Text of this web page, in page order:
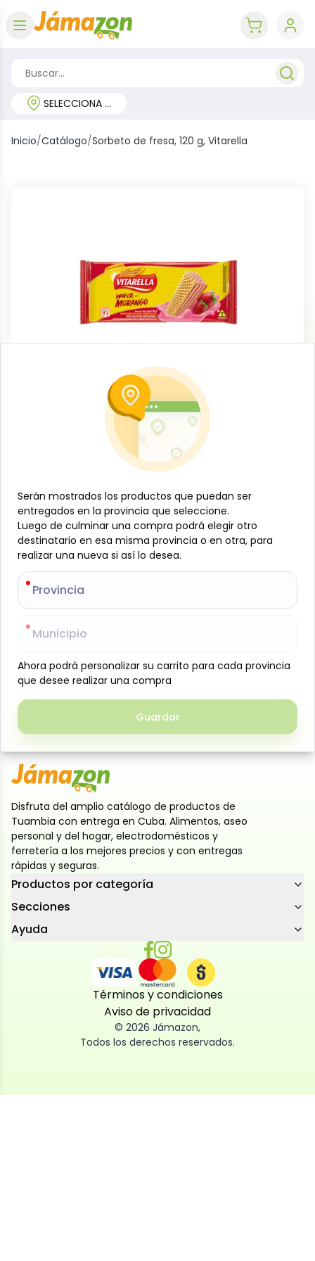
SELECCIONA TU REGIÓN
Inicio/Catálogo/Sorbeto de fresa, 120 g, Vitarella
Dulces y confituras
Sorbeto de fresa, 120 g, Vitarella
B-JAM-001-1429
Especificaciones
-
Wafre de fresa Vitarella, 120 g. Crujientes capas de
wafer rellenas con suave y deliciosa crema sabor
fresa, que combinan dulzura y un agradable toque
merienda, acompañar café o consentirte con un
snack dulce en cualquier momento del día. Su
práctico formato de 120 g conserva la frescura y el
sabor
Disfruta del amplio catálogo de productos de
Tuambia con entrega en Cuba. Alimentos, aseo
personal y del hogar, electrodomésticos y
ferretería a los mejores precios y con entregas
rápidas y seguras.
Productos por categoría
Secciones
Ayuda
Términos y condiciones
Aviso de privacidad
© 2026 Jámazon,
Todos los derechos reservados.
Serán mostrados los productos que puedan ser
entregados en la provincia que seleccione.
Luego de culminar una compra podrá elegir otro
destinatario en esa misma provincia o en otra, para
realizar una nueva si así lo desea.
Provincia
Municipio
Ahora podrá personalizar su carrito para cada provincia
que desee realizar una compra
Guardar
Serán mostrados los productos que puedan ser
entregados en la provincia que seleccione.
Luego de culminar una compra podrá elegir otro
destinatario en esa misma provincia o en otra, para
realizar una nueva si así lo desea.
Provincia
Municipio
Ahora podrá personalizar su carrito para cada provincia
que desee realizar una compra
Guardar